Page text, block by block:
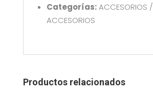
Categorías:ACCESORIOS /
ACCESORIOS
Productos relacionados